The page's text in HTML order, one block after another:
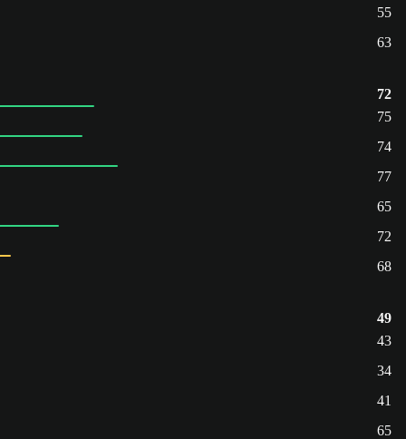
55
63
72
75
74
77
65
72
68
49
43
34
41
65